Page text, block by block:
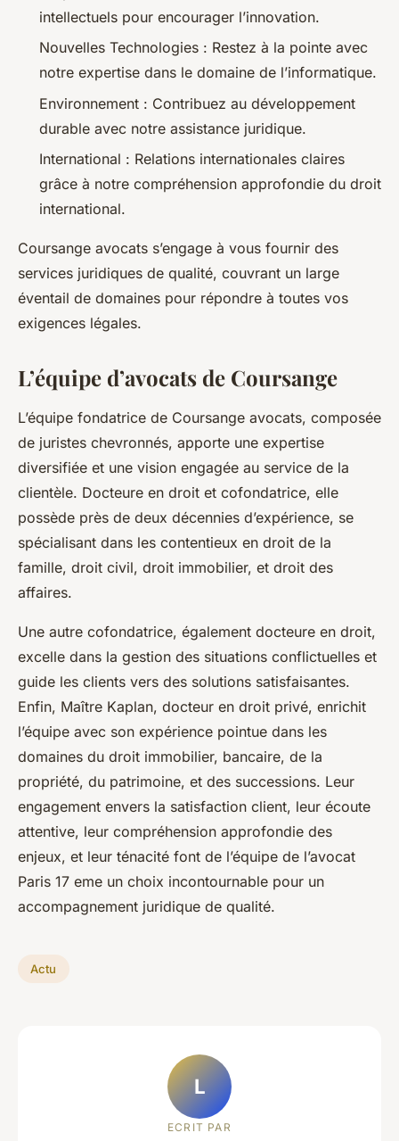
intellectuels pour encourager l’innovation.
Nouvelles Technologies : Restez à la pointe avec
notre expertise dans le domaine de l’informatique.
Environnement : Contribuez au développement
durable avec notre assistance juridique.
International : Relations internationales claires
grâce à notre compréhension approfondie du droit
international.
Coursange avocats s’engage à vous fournir des
services juridiques de qualité, couvrant un large
éventail de domaines pour répondre à toutes vos
exigences légales.
L’équipe d’avocats de Coursange
L’équipe fondatrice de Coursange avocats, composée
de juristes chevronnés, apporte une expertise
diversifiée et une vision engagée au service de la
clientèle. Docteure en droit et cofondatrice, elle
possède près de deux décennies d’expérience, se
spécialisant dans les contentieux en droit de la
famille, droit civil, droit immobilier, et droit des
affaires.
Une autre cofondatrice, également docteure en droit,
excelle dans la gestion des situations conflictuelles et
guide les clients vers des solutions satisfaisantes.
Enfin, Maître Kaplan, docteur en droit privé, enrichit
l’équipe avec son expérience pointue dans les
domaines du droit immobilier, bancaire, de la
propriété, du patrimoine, et des successions. Leur
engagement envers la satisfaction client, leur écoute
attentive, leur compréhension approfondie des
enjeux, et leur ténacité font de l’équipe de l’avocat
Paris 17 eme un choix incontournable pour un
accompagnement juridique de qualité.
Actu
L
ECRIT PAR